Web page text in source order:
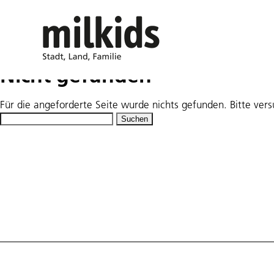
Nicht gefunden
Für die angeforderte Seite wurde nichts gefunden. Bitte
Suchen